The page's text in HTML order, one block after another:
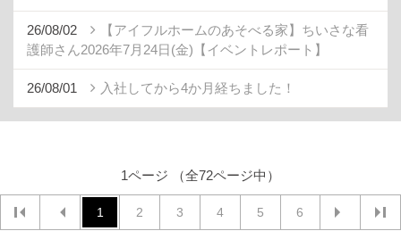
26/08/02
【アイフルホームのあそべる家】ちいさな看
護師さん2026年7月24日(金)【イベントレポート】
26/08/01 入社してから4か月経ちました！
1ページ （全72ページ中）
1 2 3 4 5 6